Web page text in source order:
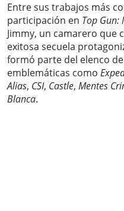
Entre sus trabajos más
participación en Top Gun:
Jimmy, un camarero que
exitosa secuela
formó parte del elenco de
emblemáticas como
Alias, CSI, Castle, Mentes
Blanca.